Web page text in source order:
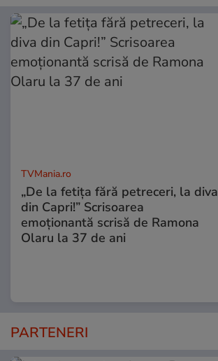
TVMania.ro
„De la fetița fără petreceri, la diva
din Capri!” Scrisoarea
emoționantă scrisă de Ramona
Olaru la 37 de ani
PARTENERI